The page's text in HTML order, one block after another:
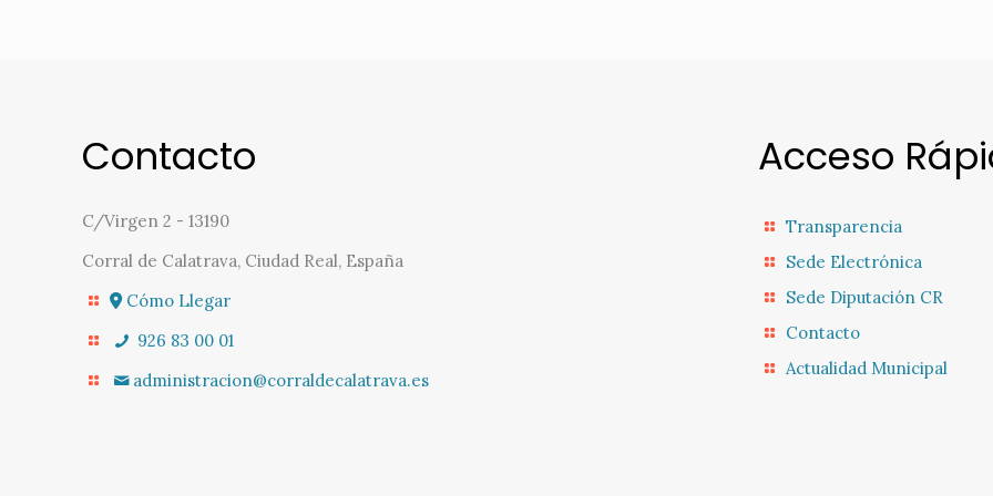
Contacto
C/Virgen 2 - 13190
Corral de Calatrava, Ciudad Real, España
Cómo Llegar
926 83 00 01
administracion@corraldecalatrava.es
Acceso
Transparencia
Sede Electrónica
Sede Diputación CR
Contacto
Actualidad Municipal